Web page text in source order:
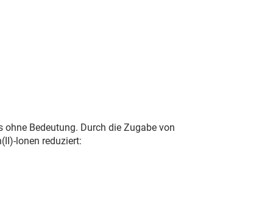
Bedeutung. Durch die Zugabe von
lonen reduziert: